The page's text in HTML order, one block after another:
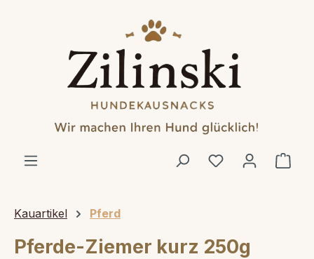
Kauartikel Pferd
Pferde-Ziemer kurz 250g